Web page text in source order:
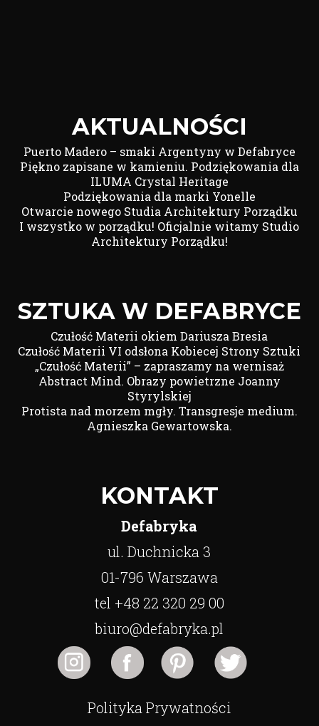
AKTUALNOŚCI
Puerto Madero – smaki Argentyny w Defabryce
Piękno zapisane w kamieniu. Podziękowania dla
ILUMA Crystal Heritage
Podziękowania dla marki Yonelle
Otwarcie nowego Studia Architektury Porządku
I wszystko w porządku! Oficjalnie witamy Studio
Architektury Porządku!
SZTUKA W DEFABRYCE
Czułość Materii okiem Dariusza Bresia
Czułość Materii VI odsłona Kobiecej Strony Sztuki
„Czułość Materii” – zapraszamy na wernisaż
Abstract Mind. Obrazy powietrzne Joanny
Styrylskiej
Protista nad morzem mgły. Transgresje medium.
Agnieszka Gewartowska.
KONTAKT
Defabryka
ul. Duchnicka 3
01-796 Warszawa
tel +48 22 320 29 00
biuro@defabryka.pl
Polityka Prywatności